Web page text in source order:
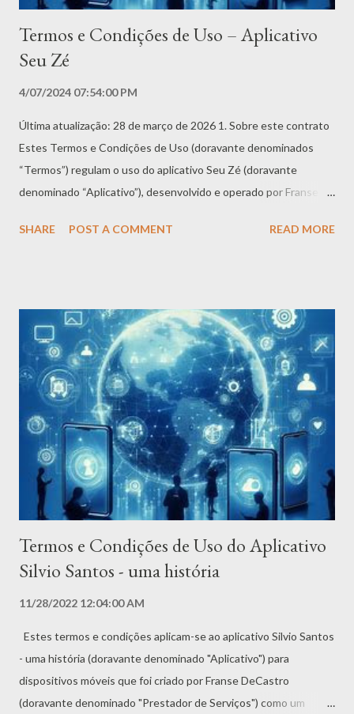
Termos e Condições de Uso – Aplicativo
Seu Zé
4/07/2024 07:54:00 PM
Última atualização: 28 de março de 2026 1. Sobre este contrato
Estes Termos e Condições de Uso (doravante denominados
“Termos”) regulam o uso do aplicativo Seu Zé (doravante
denominado “Aplicativo”), desenvolvido e operado por Franse
“nós”, “nosso” ou “Aplicativo”). AO BAIXAR, ACESSAR OU
para contratar (ou está devidamente autorizado por seu
responsável legal) - Celebrará um contrato vinculativo conosco
Caso não concorde com qualquer disposição, você deve
imediatamente interromper o uso e desinstalar o Aplicativo. 2.
Elegibilidade e cadastro 2.1 Idade mínima O Aplicativo é
destinado a maiores de 18 (dezoito) anos. Menores de 18 anos
só podem utilizar o Aplicativo sob supervisão e com autorização
expressa de seus pais ou responsáveis legais, que assumem
integral responsabilidade pelo uso. ...
SHARE POST A COMMENT READ MORE
Termos e Condições de Uso do Aplicativo
Silvio Santos - uma história
11/28/2022 12:04:00 AM
Estes termos e condições aplicam-se ao aplicativo Silvio Santos
- uma história (doravante denominado "Aplicativo") para
dispositivos móveis que foi criado por Franse DeCastro
(doravante denominado "Prestador de Serviços") como um